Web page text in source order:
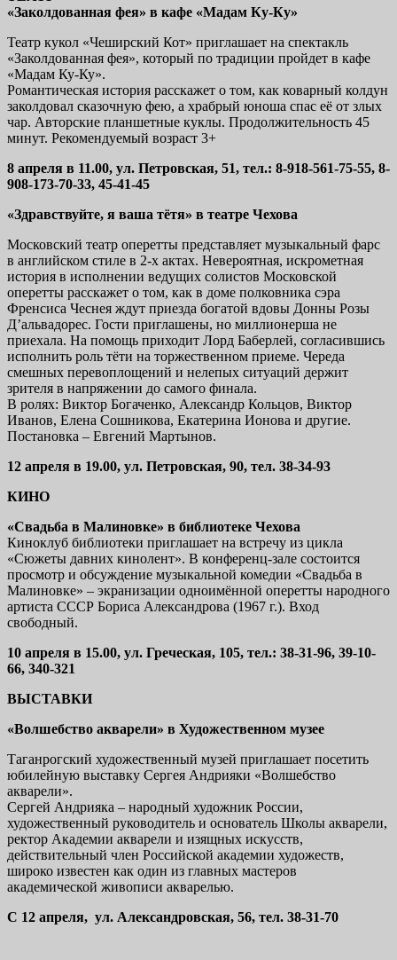
«Заколдованная фея» в кафе «Мадам Ку-Ку»
Театр кукол «Чеширский Кот» приглашает на спектакль
«Заколдованная фея», который по традиции пройдет в кафе
«Мадам Ку-Ку».
Романтическая история расскажет о том, как коварный колдун
заколдовал сказочную фею, а храбрый юноша спас её от злых
чар. Авторские планшетные куклы. Продолжительность 45
минут. Рекомендуемый возраст 3+
8 апреля в 11.00, ул. Петровская, 51, тел.: 8-918-561-75-55, 8-
908-173-70-33, 45-41-45
«Здравствуйте, я ваша тётя» в театре Чехова
Московский театр оперетты представляет музыкальный фарс
в английском стиле в 2-х актах. Невероятная, искрометная
история в исполнении ведущих солистов Московской
оперетты расскажет о том, как в доме полковника сэра
Френсиса Чеснея ждут приезда богатой вдовы Донны Розы
Д’альвадорес. Гости приглашены, но миллионерша не
приехала. На помощь приходит Лорд Баберлей, согласившись
исполнить роль тёти на торжественном приеме. Череда
смешных перевоплощений и нелепых ситуаций держит
зрителя в напряжении до самого финала.
В ролях: Виктор Богаченко, Александр Кольцов, Виктор
Иванов, Елена Сошникова, Екатерина Ионова и другие.
Постановка – Евгений Мартынов.
12 апреля в 19.00, ул. Петровская, 90, тел. 38-34-93
КИНО
«Свадьба в Малиновке» в библиотеке Чехова
Киноклуб библиотеки приглашает на встречу из цикла
«Сюжеты давних кинолент». В конференц-зале состоится
просмотр и обсуждение музыкальной комедии «Свадьба в
Малиновке» – экранизации одноимённой оперетты народного
артиста СССР Бориса Александрова (1967 г.). Вход
свободный.
10 апреля в 15.00, ул. Греческая, 105, тел.: 38-31-96, 39-10-
66, 340-321
ВЫСТАВКИ
«Волшебство акварели» в Художественном музее
Таганрогский художественный музей приглашает посетить
юбилейную выставку Сергея Андрияки «Волшебство
акварели».
Сергей Андрияка – народный художник России,
художественный руководитель и основатель Школы акварели,
ректор Академии акварели и изящных искусств,
действительный член Российской академии художеств,
широко известен как один из главных мастеров
академической живописи акварелью.
С 12 апреля, ул. Александровская, 56, тел. 38-31-70